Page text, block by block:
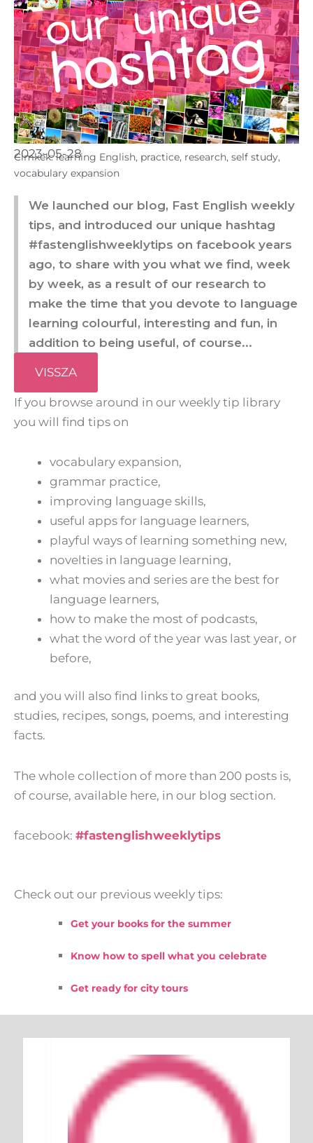
2023-05-28
Cimkék: learning English, practice, research, self study,
vocabulary expansion
We launched our blog, Fast English weekly
tips, and introduced our unique hashtag
#fastenglishweeklytips on facebook years
ago, to share with you what we find, week
by week, as a result of our research to
make the time that you devote to language
learning colourful, interesting and fun, in
addition to being useful, of course...
VISSZA
If you browse around in our weekly tip library
you will find tips on
vocabulary expansion,
grammar practice,
improving language skills,
useful apps for language learners,
playful ways of learning something new,
novelties in language learning,
what movies and series are the best for
language learners,
how to make the most of podcasts,
what the word of the year was last year, or
before,
and you will also find links to great books,
studies, recipes, songs, poems, and interesting
facts.
The whole collection of more than 200 posts is,
of course, available here, in our blog section.
facebook: #fastenglishweeklytips
Check out our previous weekly tips:
Get your books for the summer
Know how to spell what you celebrate
Get ready for city tours